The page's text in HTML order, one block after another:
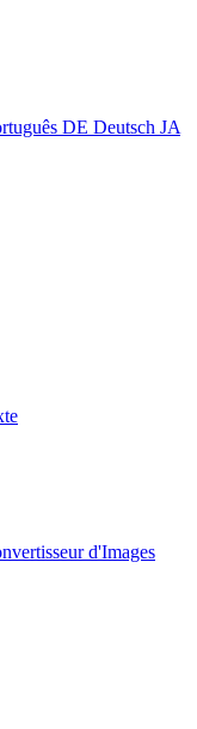
DE Deutsch JA
d'Images